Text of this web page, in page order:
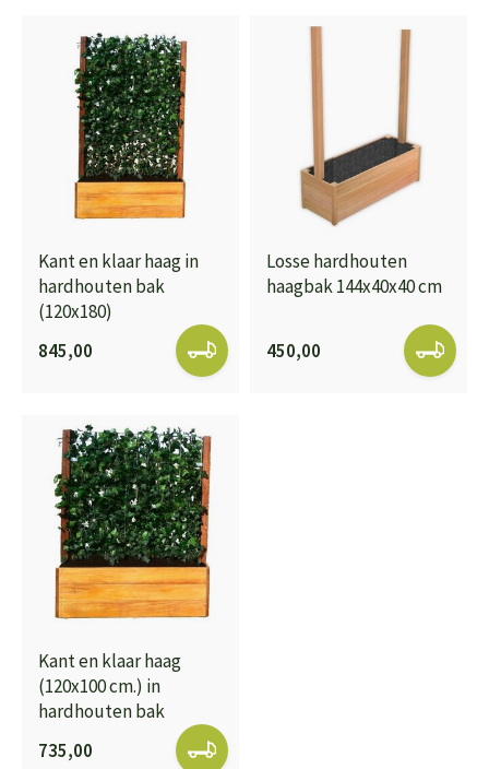
Kant en klaar haag in
hardhouten bak
(120x180)
845,00
Losse hardhouten
haagbak 144x40x40 cm
450,00
Kant en klaar haag
(120x100 cm.) in
hardhouten bak
735,00